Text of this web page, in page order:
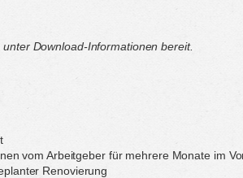
Download-Informationen bereit.
vom Arbeitgeber für mehrere Monate im
Renovierung